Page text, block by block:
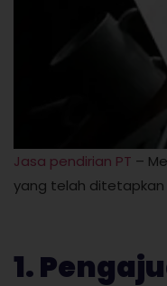
Jasa pendirian PT –
yang telah ditetapkan
1.